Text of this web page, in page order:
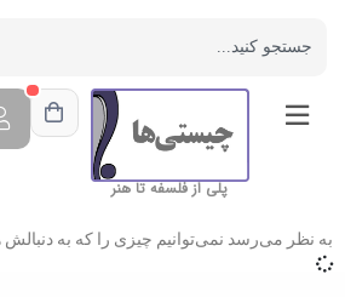
پلی از فلسفه تا هنر
به نظر می‌رسد نمی‌توانیم چیزی را که به دنبالش